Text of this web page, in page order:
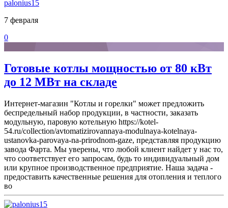
palonius15
7 февраля
0
Готовые котлы мощностью от 80 кВт
до 12 МВт на складе
Интернет-магазин "Котлы и горелки" может предложить
беспредельный набор продукции, в частности, заказать
модульную, паровую котельную https://kotel-
54.ru/collection/avtomatizirovannaya-modulnaya-kotelnaya-
ustanovka-parovaya-na-prirodnom-gaze, представляя продукцию
завода Фарта. Мы уверены, что любой клиент найдет у нас то,
что соответствует его запросам, будь то индивидуальный дом
или крупное производственное предприятие. Наша задача -
предоставить качественные решения для отопления и теплого
во